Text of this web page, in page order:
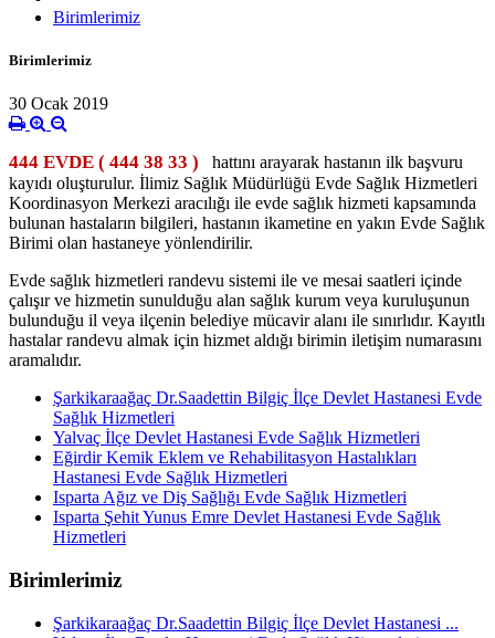
Birimlerimiz
Birimlerimiz
30 Ocak 2019
444 EVDE ( 444 38 33 )
hattını arayarak hastanın ilk başvuru
kayıdı oluşturulur. İlimiz Sağlık Müdürlüğü Evde Sağlık Hizmetleri
Koordinasyon Merkezi aracılığı ile evde sağlık hizmeti kapsamında
bulunan hastaların bilgileri, hastanın ikametine en yakın Evde Sağlık
Birimi olan hastaneye yönlendirilir.
Evde sağlık hizmetleri randevu sistemi ile ve mesai saatleri içinde
çalışır ve hizmetin sunulduğu alan sağlık kurum veya kuruluşunun
bulunduğu il veya ilçenin belediye mücavir alanı ile sınırlıdır. Kayıtlı
hastalar randevu almak için hizmet aldığı birimin iletişim numarasını
aramalıdır.
Şarkikaraağaç Dr.Saadettin Bilgiç İlçe Devlet Hastanesi Evde
Sağlık Hizmetleri
Yalvaç İlçe Devlet Hastanesi Evde Sağlık Hizmetleri
Eğirdir Kemik Eklem ve Rehabilitasyon Hastalıkları
Hastanesi Evde Sağlık Hizmetleri
Isparta Ağız ve Diş Sağlığı Evde Sağlık Hizmetleri
Isparta Şehit Yunus Emre Devlet Hastanesi Evde Sağlık
Hizmetleri
Birimlerimiz
Şarkikaraağaç Dr.Saadettin Bilgiç İlçe Devlet Hastanesi ...